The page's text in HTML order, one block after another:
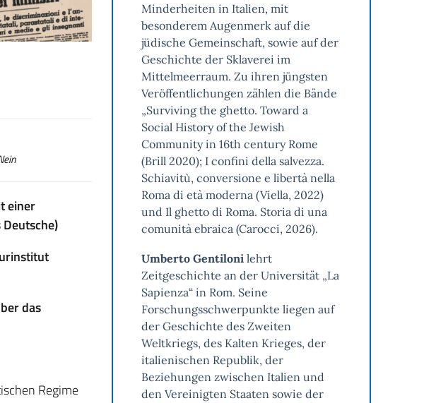
einer
das
Regime
Minderheiten in Italien, mit
besonderem Augenmerk auf die
jüdische Gemeinschaft, sowie auf der
Geschichte der Sklaverei im
Mittelmeerraum. Zu ihren jüngsten
Veröffentlichungen zählen die Bände
„Surviving the ghetto. Toward a
Social History of the Jewish
Community in 16th century Rome
(Brill 2020); I confini della salvezza.
Schiavitù, conversione e libertà nella
Roma di età moderna (Viella, 2022)
und Il ghetto di Roma. Storia di una
comunità ebraica (Carocci, 2026).
Umberto Gentiloni lehrt
Zeitgeschichte an der Universität „La
Sapienza“ in Rom. Seine
Forschungsschwerpunkte liegen auf
der Geschichte des Zweiten
Weltkriegs, des Kalten Krieges, der
italienischen Republik, der
Beziehungen zwischen Italien und
den Vereinigten Staaten sowie der